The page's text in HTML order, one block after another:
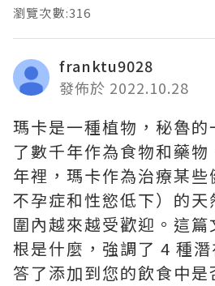
瀏覽次數:316
franktu9028
發佈於 2022.10.28
瑪卡是一種植物，秘魯的
了數千年作為食物和藥
年裡，瑪卡作為治療某
不孕症和性慾低下）的天
圍內越來越受歡迎。這
根是什麼，強調了 4 種
答了添加到您的飲食中是